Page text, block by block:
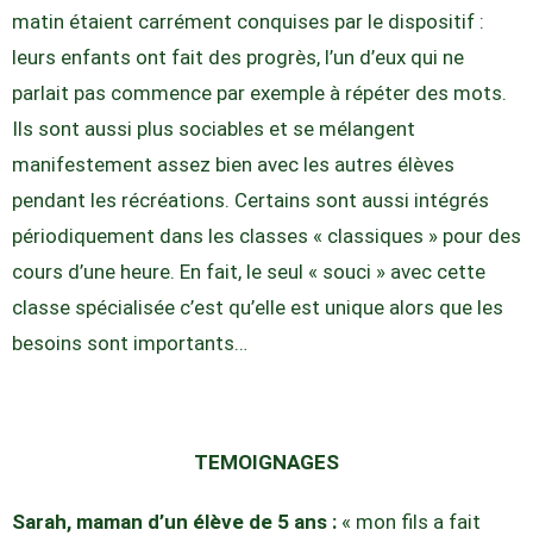
matin étaient carrément conquises par le dispositif :
leurs enfants ont fait des progrès, l’un d’eux qui ne
parlait pas commence par exemple à répéter des mots.
Ils sont aussi plus sociables et se mélangent
manifestement assez bien avec les autres élèves
pendant les récréations. Certains sont aussi intégrés
périodiquement dans les classes « classiques » pour des
cours d’une heure. En fait, le seul « souci » avec cette
classe spécialisée c’est qu’elle est unique alors que les
besoins sont importants…
TEMOIGNAGES
Sarah, maman d’un élève de 5 ans : « mon fils a fait